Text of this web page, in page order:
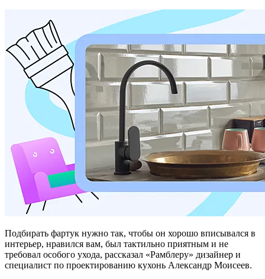
Подбирать фартук нужно так, чтобы он хорошо вписывался в
интерьер, нравился вам, был тактильно приятным и не
требовал особого ухода, рассказал «Рамблеру» дизайнер и
специалист по проектированию кухонь Александр Моисеев.